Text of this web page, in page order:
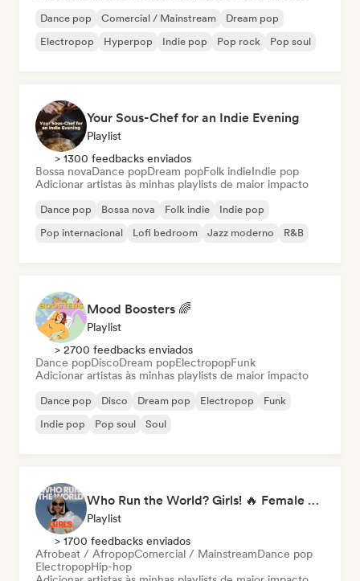
Dance pop Comercial / Mainstream
Dream pop
Electropop
Hyperpop Indie pop Pop rock Pop soul
Your Sous-Chef for an Indie Evening
Playlist
> 1300 feedbacks enviados
Bossa novaDance popDream popFolk indieIndie pop
Adicionar artistas às minhas playlists de maior impacto
Dance pop Bossa nova Folk indie
Indie pop
Pop internacional
Lofi bedroom Jazz moderno R&B
Mood Boosters 🌈
Playlist
> 2700 feedbacks enviados
Dance popDiscoDream popElectropopFunk
Adicionar artistas às minhas playlists de maior impacto
Dance pop Disco Dream pop Electropop
Funk
Indie pop
Pop soul Soul
Who Run the World? Girls! 🔥 Female Empowerment Pop & Girl-Power Anthems
Playlist
> 1700 feedbacks enviados
Afrobeat / AfropopComercial / MainstreamDance pop
ElectropopHip-hop